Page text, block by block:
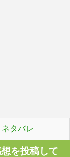
ネタバレ
を投稿して